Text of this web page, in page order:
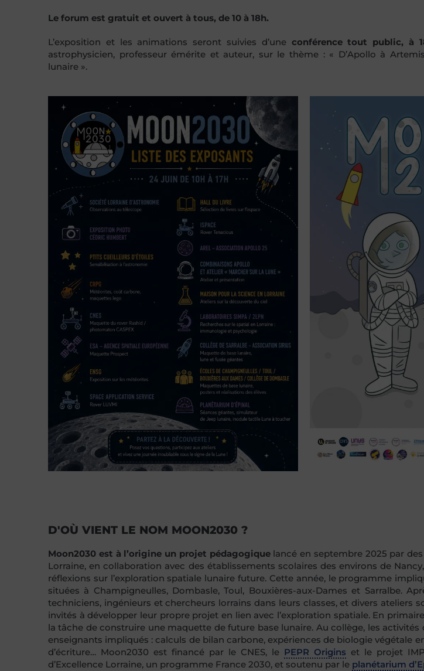
Le forum est gratuit et ouvert à tous, de 10 à 18h.
L’exposition et les animations seront suivies d’une conférence tout public, à
astrophysicien, professeur émérite et auteur, sur le thème : « D’Apollo à
lunaire ».
D'OÙ VIENT LE NOM MOON2030 ?
Moon2030 est à l’origine un projet pédagogiquelancé en septembre 2025 par
Lorraine, en collaboration avec des établissements scolaires des environs de
réflexions sur l’exploration spatiale lunaire future. Cette année, le programme
situées à Champigneulles, Dombasle, Toul, Bouxières-aux-Dames et Sarralbe.
techniciens, ingénieurs et chercheurs lorrains dans leurs classes, et divers ateliers
invités à développer leur propre projet en lien avec l’exploration spatiale. En
la tâche de construire une maquette de future base lunaire. Au collège, les
enseignants impliqués : calculs de bilan carbone, expériences de biologie végétale
d’écriture… Moon2030 est financé par le CNES, le PEPR Origins et le projet
d’Excellence Lorraine, un programme France 2030, et soutenu par le planétarium